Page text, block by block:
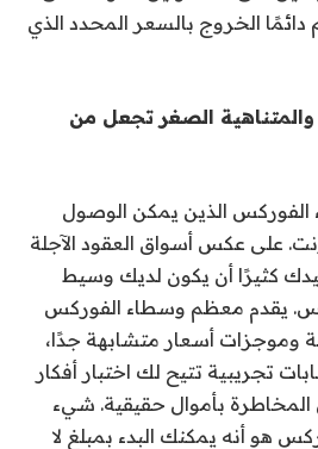
الخروج بالسعر المحدد الذي
والمتناهية الصغر تجعل من
الفوركس الذين يمكن الوصول
على عكس أسواق العقود الآجلة
كثيرًا أن يكون لديك وسيط
يقدم معظم وسطاء الفوركس
وموجزات أسعار متشابهة جدًا،
تجريبية تتيح لك اختبار أفكار
المخاطرة بأموال حقيقية. شيء
هو أنه يمكنك البدء بمبلغ لا